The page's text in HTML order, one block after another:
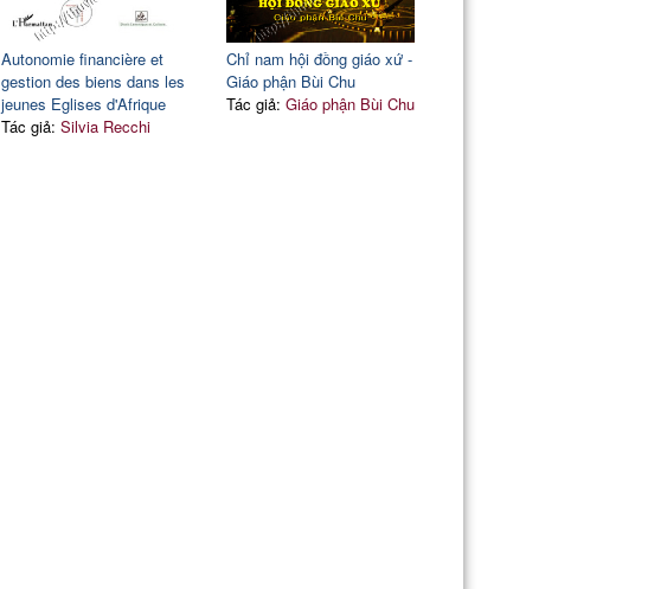
Autonomie financière et
gestion des biens dans les
jeunes Eglises d'Afrique
Tác giả: Silvia Recchi
Chỉ nam hội đồng giáo xứ -
Giáo phận Bùi Chu
Tác giả: Giáo phận Bùi Chu